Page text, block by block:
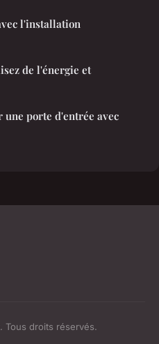
l'installation
de l'énergie et
porte d'entrée avec
Tous droits réservés.